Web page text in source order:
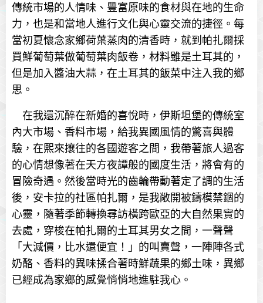
傳統市場的人情味、豐富原味的食材與在地的生命
力，也是和當地人進行文化與心靈交流的捷徑。每
當初夏懷念家鄉荷葉蒸肉的清香時，就到帕扎爾採
買鮮葡萄葉做葡萄葉肉飯卷，材料雖是土耳其的，
但是加入醬油大蒜，在土耳其的飯菜中注入我的鄉
思。
在我還沉醉在新婚的喜悅時，伊斯坦堡的傳統室
內大市場、香料市場，給我異國風情的驚喜與體
驗，在熙來攘往的各國遊客之間，我帶著旅人過客
的心情想像著在天方夜譚般的國度生活，將會有的
冒險奇遇。然後當時光的齒輪帶動著定了調的生活
後，安卡拉的社區帕扎爾，是我敞開被鑄模禁錮的
心靈，隨著季節轉換尋訪橫跨歐亞的大自然果實的
去處，穿梭在帕扎爾的土耳其男女之間，一聲聲
「大減價，比水還便宜！」的叫賣聲，一陣陣各式
奶酪、香料的異味揉合著時鮮蔬果的鄉土味，異鄉
已經成為家鄉的感覺悄悄地進駐我心。